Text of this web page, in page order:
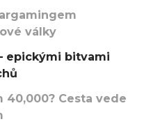
války
epickými bitvami
40,000? Cesta vede